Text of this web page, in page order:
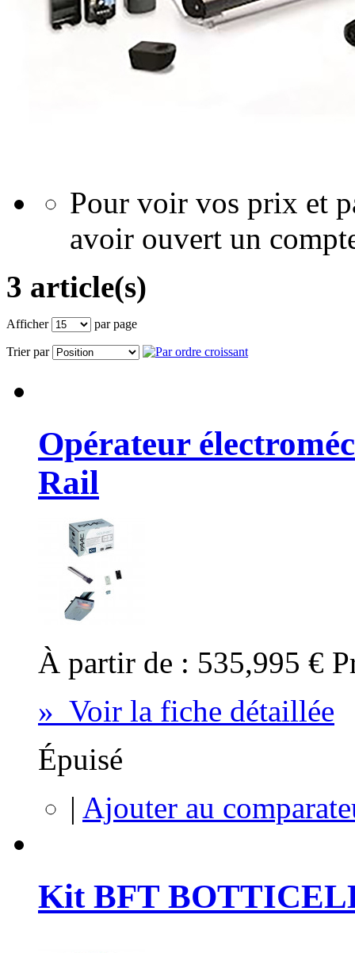
Pour voir vos prix et
avoir ouvert un
3 article(s)
Afficher par page
Trier par
Opérateur
Rail
À partir de : 535,995 €
» Voir la fiche détaillée
Épuisé
| Ajouter au
Kit BFT